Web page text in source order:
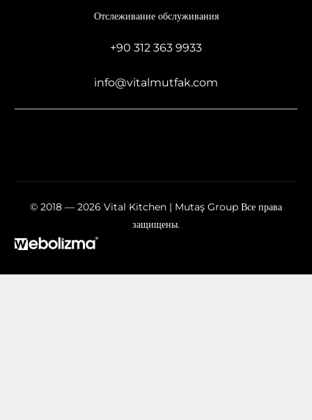
Отслеживание обслуживания
+90 312 363 9933
info@vitalmutfak.com
© 2018 — 2026 Vital Kitchen | Mutaş Group Все права
защищены.